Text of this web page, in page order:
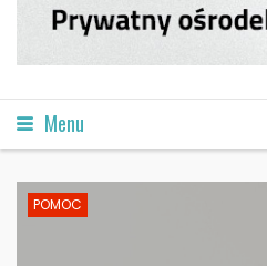
Menu
POMOC